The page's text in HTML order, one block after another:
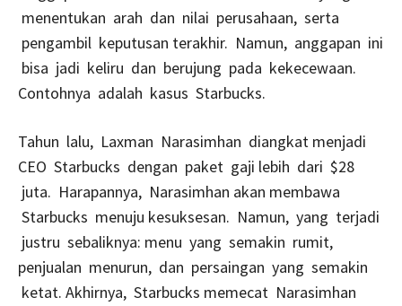
menentukan arah dan nilai perusahaan, serta
pengambil keputusan terakhir. Namun, anggapan ini
bisa jadi keliru dan berujung pada kekecewaan.
Contohnya adalah kasus Starbucks.
Tahun lalu, Laxman Narasimhan diangkat menjadi
CEO Starbucks dengan paket gaji lebih dari $28
juta. Harapannya, Narasimhan akan membawa
Starbucks menuju kesuksesan. Namun, yang terjadi
justru sebaliknya: menu yang semakin rumit,
penjualan menurun, dan persaingan yang semakin
ketat. Akhirnya, Starbucks memecat Narasimhan